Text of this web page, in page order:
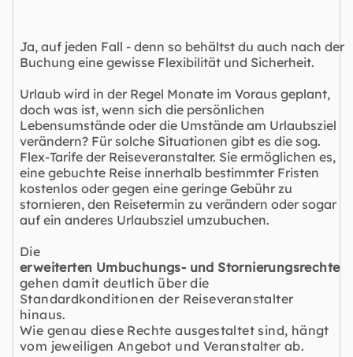
Ja, auf jeden Fall - denn so behältst du auch nach der
Buchung eine gewisse Flexibilität und Sicherheit.
Urlaub wird in der Regel Monate im Voraus geplant,
doch was ist, wenn sich die persönlichen
Lebensumstände oder die Umstände am Urlaubsziel
verändern? Für solche Situationen gibt es die sog.
Flex-Tarife der Reiseveranstalter. Sie ermöglichen es,
eine gebuchte Reise innerhalb bestimmter Fristen
kostenlos oder gegen eine geringe Gebühr zu
stornieren, den Reisetermin zu verändern oder sogar
auf ein anderes Urlaubsziel umzubuchen.
Die
erweiterten Umbuchungs- und Stornierungsrechte
gehen damit deutlich über die
Standardkonditionen der Reiseveranstalter
hinaus.
Wie genau diese Rechte ausgestaltet sind, hängt
vom jeweiligen Angebot und Veranstalter ab.